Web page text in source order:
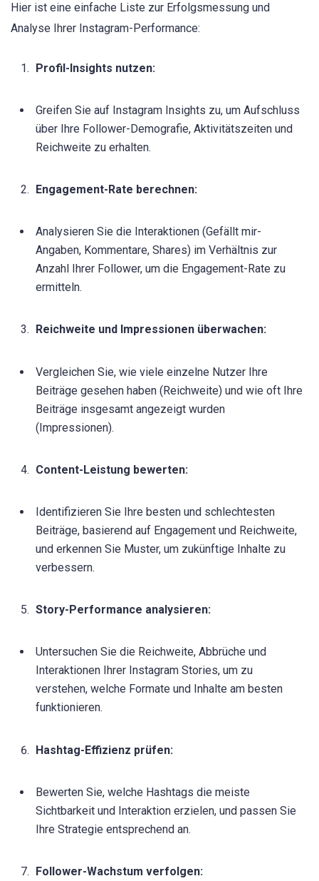
Hier ist eine einfache Liste zur Erfolgsmessung und
Analyse Ihrer Instagram-Performance:
Profil-Insights nutzen:
Greifen Sie auf Instagram Insights zu, um Aufschluss
über Ihre Follower-Demografie, Aktivitätszeiten und
Reichweite zu erhalten.
Engagement-Rate berechnen:
Analysieren Sie die Interaktionen (Gefällt mir-
Angaben, Kommentare, Shares) im Verhältnis zur
Anzahl Ihrer Follower, um die Engagement-Rate zu
ermitteln.
Reichweite und Impressionen überwachen:
Vergleichen Sie, wie viele einzelne Nutzer Ihre
Beiträge gesehen haben (Reichweite) und wie oft Ihre
Beiträge insgesamt angezeigt wurden
(Impressionen).
Content-Leistung bewerten:
Identifizieren Sie Ihre besten und schlechtesten
Beiträge, basierend auf Engagement und Reichweite,
und erkennen Sie Muster, um zukünftige Inhalte zu
verbessern.
Story-Performance analysieren:
Untersuchen Sie die Reichweite, Abbrüche und
Interaktionen Ihrer Instagram Stories, um zu
verstehen, welche Formate und Inhalte am besten
funktionieren.
Hashtag-Effizienz prüfen:
Bewerten Sie, welche Hashtags die meiste
Sichtbarkeit und Interaktion erzielen, und passen Sie
Ihre Strategie entsprechend an.
Follower-Wachstum verfolgen: